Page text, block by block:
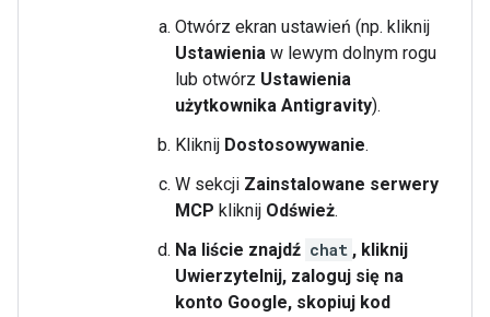
Otwórz ekran ustawień (np. kliknij
Ustawienia w lewym dolnym rogu
lub otwórz Ustawienia
użytkownika Antigravity).
Kliknij Dostosowywanie.
W sekcji Zainstalowane serwery
MCP kliknij Odśwież.
Na liście znajdź chat , kliknij
Uwierzytelnij, zaloguj się na
konto Google, skopiuj kod